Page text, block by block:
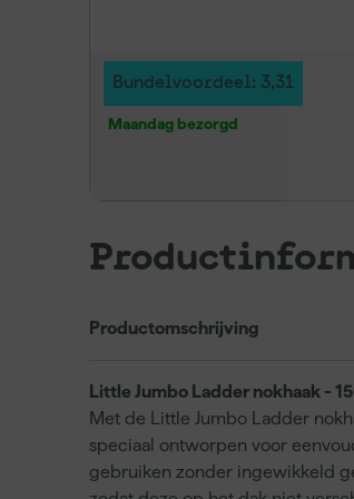
Bundelvoordeel: 3,31
Maandag bezorgd
Productomschrijving
Little Jumbo Ladder nokhaak -
Met de Little Jumbo Ladder
speciaal ontworpen voor
gebruiken zonder ingewikkeld